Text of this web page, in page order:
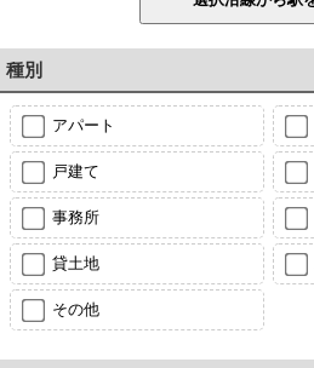
種別
アパート
戸建て
事務所
貸土地
その他